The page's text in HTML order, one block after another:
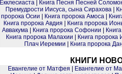
Екклесиаста
Книга Песня Песней
Премудрости Иисуса, сына Сирахова
пророка Осии
Книга пророка Амоса
Книга пророка Авдия
Книга пророка
Аввакума
Книга пророка Софонии
Книга пророка Малахии
Книга пророка
Плач Иеремии
Книга пророка
КНИГИ
Евангелие от Матфея
Евангелие от